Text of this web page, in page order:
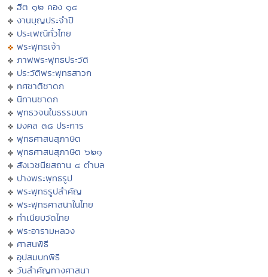
ฮีต ๑๒ คอง ๑๔
งานบุญประจำปี
ประเพณีทั่วไทย
พระพุทธเจ้า
ภาพพระพุทธประวัติ
ประวัติพระพุทธสาวก
ทศชาติชาดก
นิทานชาดก
พุทธวจนในธรรมบท
มงคล ๓๘ ประการ
พุทธศาสนสุภาษิต
พุทธศาสนสุภาษิต ๖๒๑
สังเวชนียสถาน ๔ ตำบล
ปางพระพุทธรูป
พระพุทธรูปสำคัญ
พระพุทธศาสนาในไทย
ทำเนียบวัดไทย
พระอารามหลวง
ศาสนพิธี
อุปสมบทพิธี
วันสำคัญทางศาสนา